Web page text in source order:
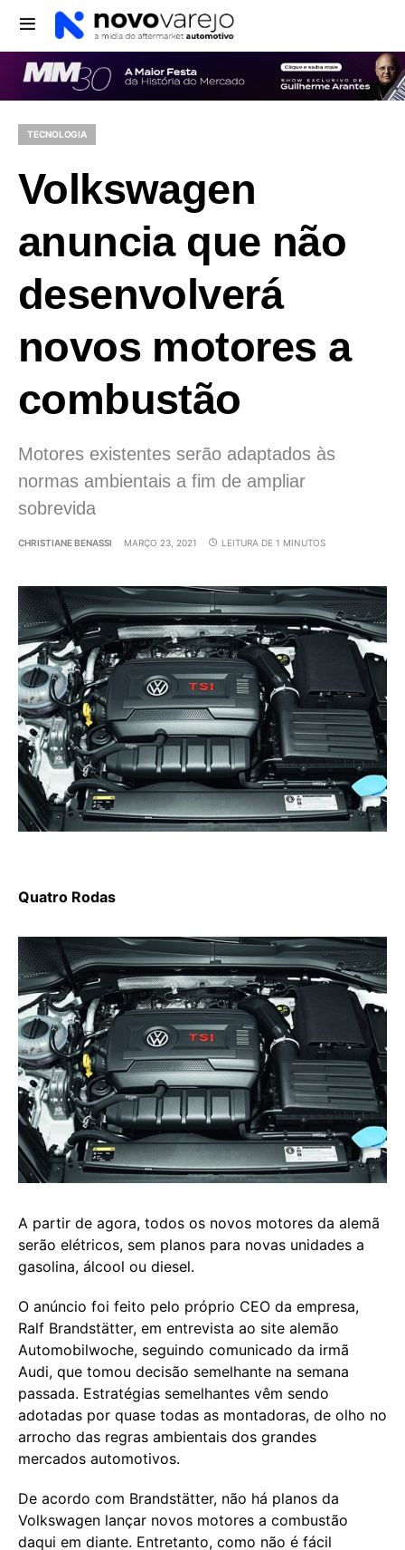
TECNOLOGIA
Volkswagen
anuncia que não
desenvolverá
novos motores a
combustão
Motores existentes serão adaptados às
normas ambientais a fim de ampliar
sobrevida
CHRISTIANE BENASSI MARÇO 23, 2021 LEITURA DE 1 MINUTOS
Quatro Rodas
A partir de agora, todos os novos motores da alemã
serão elétricos, sem planos para novas unidades a
gasolina, álcool ou diesel.
O anúncio foi feito pelo próprio CEO da empresa,
Ralf Brandstätter, em entrevista ao site alemão
Automobilwoche, seguindo comunicado da irmã
Audi, que tomou decisão semelhante na semana
passada. Estratégias semelhantes vêm sendo
adotadas por quase todas as montadoras, de olho no
arrocho das regras ambientais dos grandes
mercados automotivos.
De acordo com Brandstätter, não há planos da
Volkswagen lançar novos motores a combustão
daqui em diante. Entretanto, como não é fácil